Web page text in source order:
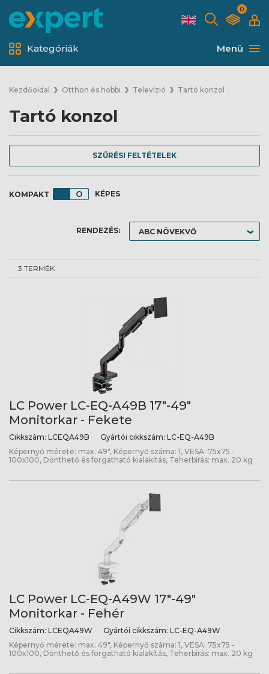
0
Menü
Kategóriák
Kezdőoldal Otthon és hobbi Televízió Tartó konzol
Tartó konzol
SZŰRÉSI FELTÉTELEK
KÉPES
RENDEZÉS:
3 TERMÉK
LC Power LC-EQ-A49B 17"-49"
Monitorkar - Fekete
Cikkszám: LCEQA49B Gyártói cikkszám: LC-EQ-A49B
Képernyő mérete: max. 49", Képernyő száma: 1, VESA: 75x75 -
100x100, Dönthető és forgatható kialakítás, Teherbírás: max. 20 kg
LC Power LC-EQ-A49W 17"-49"
Monitorkar - Fehér
Cikkszám: LCEQA49W Gyártói cikkszám: LC-EQ-A49W
Képernyő mérete: max. 49", Képernyő száma: 1, VESA: 75x75 -
100x100, Dönthető és forgatható kialakítás, Teherbírás: max. 20 kg